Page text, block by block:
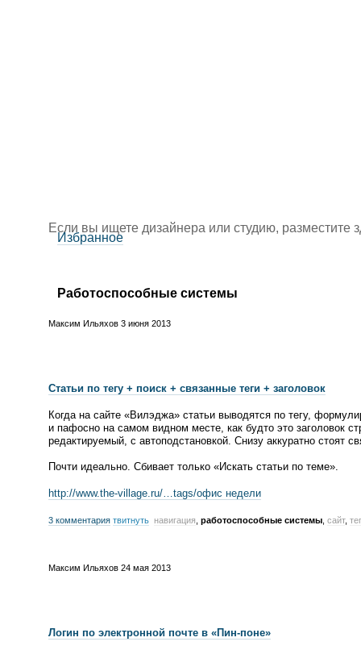
Если вы ищете дизайнера или студию, разместите
Избранное
Работоспособные системы
Максим Ильяхов 3 июня 2013
Статьи по тегу + поиск + связанные теги + заголовок
Когда на сайте «Вилэджа» статьи выводятся по тегу,
и пафосно на самом видном месте, как будто это заголовок
редактируемый, с автоподстановкой. Снизу аккуратно стоят
Почти идеально. Сбивает только «Искать статьи по теме».
http://www.the-village .ru/…tags/офис недели
3 комментария твитнуть навигация работоспособные системы сайт, тег
Максим Ильяхов 24 мая 2013
Логин по электронной почте в «Пин-поне»